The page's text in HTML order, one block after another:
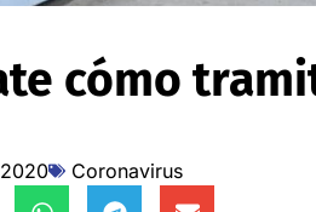
cómo
Coronavirus